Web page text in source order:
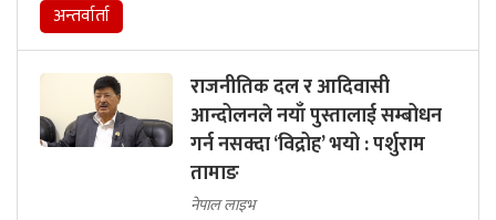
अन्तर्वार्ता
राजनीतिक दल र आदिवासी
आन्दोलनले नयाँ पुस्तालाई सम्बोधन
गर्न नसक्दा ‘विद्रोह’ भयो : पर्शुराम
तामाङ
नेपाल लाइभ